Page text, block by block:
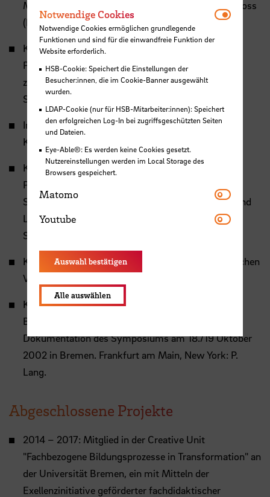
Making Change Happen / Sabine Doff, Regine Komoss
(Hrsg.) p. 157-166
Komoss, Regine ; Sørensen, Nina (2016) Die
Perspektiven verbinden – Handlungskoordination
zwischen Lehrerprofessionalisierung,
Schulentwicklung und Unterrichtsgestaltung.
In: Making Change Happen / Sabine Doff, Regine
Komoss (Hrsg.)
Komoss, Regine; Peters, Maria (2016): Das
Praxissemester an der Universität Bremen. In:
Schüssler, Renate et.al: Im Praxissemester forschend
Lernen – Umsetzung in Schule, Universität und
Studienseminar. Bad Heilbrunnn: Klinkhardt.
Komoss, Regine (2007): Frauenstudiengänge zwischen
Vorteil und Vorurteil.
Komoss, Regine; Viereck, Axel (Hrsg.) (2002):
Brauchen Frauen eine andere Mathematik?
Dokumentation des Symposiums am 18./19 Oktober
2002 in Bremen. Frankfurt am Main, New York: P.
Lang.
Abgeschlossene Projekte
2014 – 2017: Mitglied in der Creative Unit
"Fachbezogene Bildungsprozesse in Transformation" an
der Universität Bremen, ein mit Mitteln der
Exellenzinitiative geförderter fachdidaktischer
Notwendige Cookies
Notwendige Cookies ermöglichen grundlegende
Funktionen und sind für die einwandfreie Funktion der
Website erforderlich.
HSB-Cookie: Speichert die Einstellungen der
Besucher:innen, die im Cookie-Banner ausgewählt
wurden.
LDAP-Cookie (nur für HSB-Mitarbeiter:innen): Speichert
den erfolgreichen Log-In bei zugriffsgeschützten Seiten
und Dateien.
Eye-Able®: Es werden keine Cookies gesetzt.
Nutzereinstellungen werden im Local Storage des
Browsers gespeichert.
Matomo Matomo
Youtube Youtube
Auswahl bestätigen
Alle auswählen